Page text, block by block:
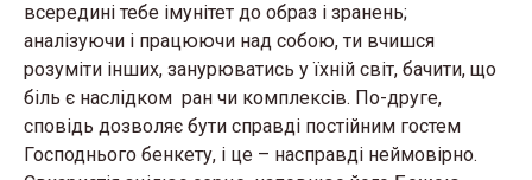
всередині тебе імунітет до образ і зранень;
аналізуючи і працюючи над собою, ти вчишся
розуміти інших, занурюватись у їхній світ, бачити, що
біль є наслідком ран чи комплексів. По-друге,
сповідь дозволяє бути справді постійним гостем
Господнього бенкету, і це – насправді неймовірно.